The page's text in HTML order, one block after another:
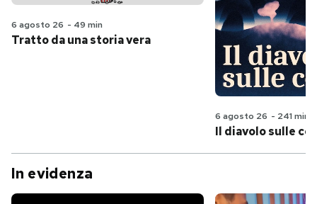
6 agosto 26 - 49 min
Tratto da una storia vera
6 agosto 26 - 241 min
Il diavolo sulle
In evidenza